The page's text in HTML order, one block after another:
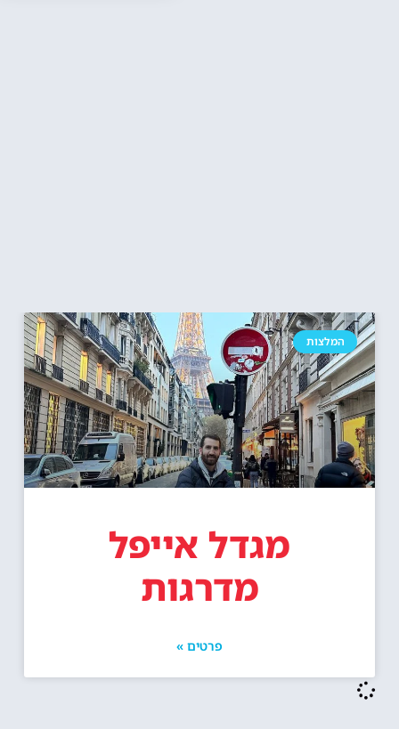
המלצות
מגדל אייפל
מדרגות
פרטים »